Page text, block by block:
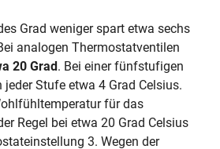
Grad weniger spart etwa sechs
analogen Thermostatventilen
20 Grad . Bei einer fünfstufigen
Stufe etwa 4 Grad Celsius.
für das
Regel bei etwa 20 Grad Celsius
3. Wegen der